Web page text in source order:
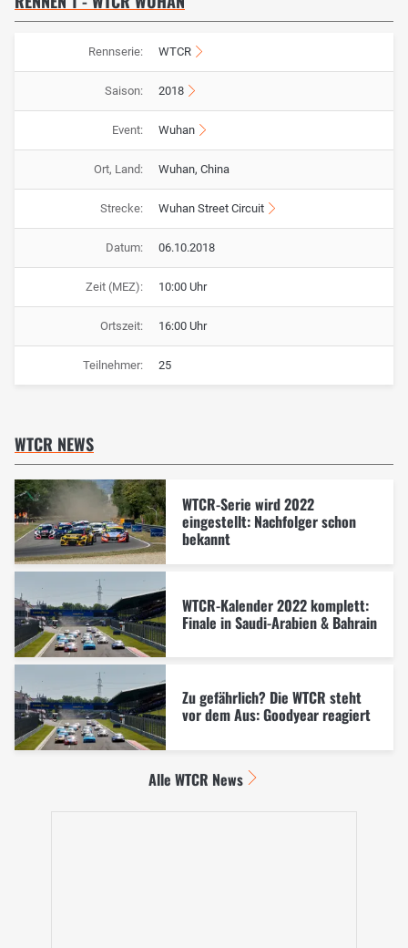
Rennserie: WTCR
Saison: 2018
Event: Wuhan
Ort, Land: Wuhan, China
Strecke: Wuhan Street Circuit
Datum: 06.10.2018
Zeit (MEZ): 10:00 Uhr
Ortszeit: 16:00 Uhr
Teilnehmer: 25
WTCR NEWS
WTCR-Serie wird 2022
eingestellt: Nachfolger schon
bekannt
WTCR-Kalender 2022 komplett:
Finale in Saudi-Arabien & Bahrain
Zu gefährlich? Die WTCR steht
vor dem Aus: Goodyear reagiert
Alle WTCR News